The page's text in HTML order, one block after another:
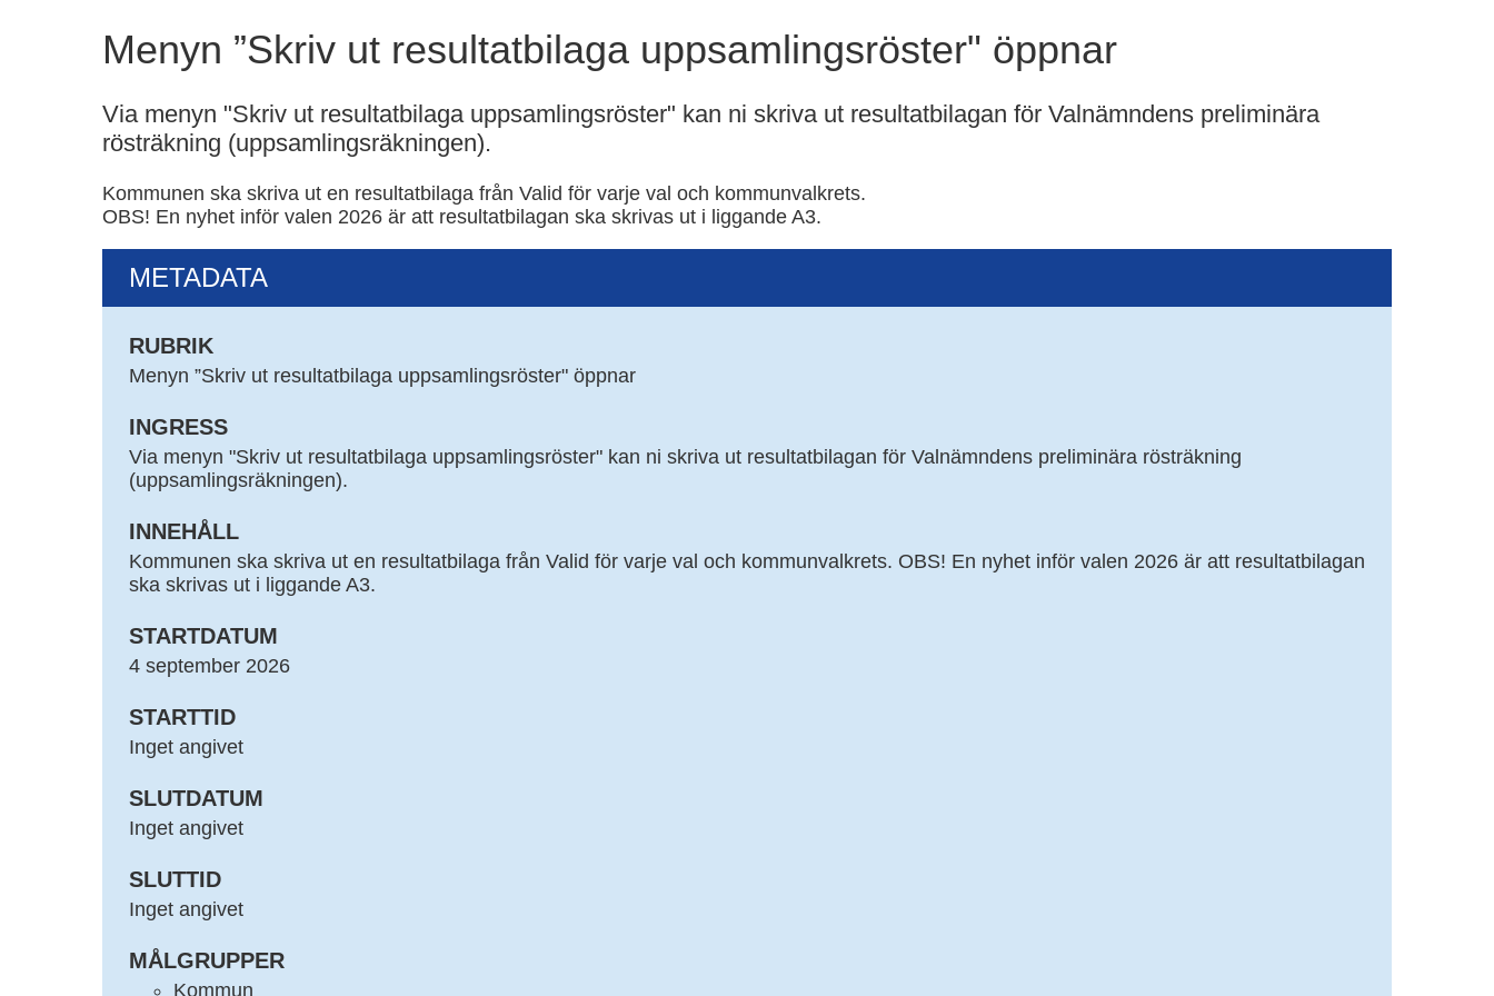
Menyn ”Skriv ut resultatbilaga uppsamlingsröster" öppnar
Via menyn "Skriv ut resultatbilaga uppsamlingsröster" kan ni skriva ut resultatbilagan för Valnämndens preliminära
rösträkning (uppsamlingsräkningen).
Kommunen ska skriva ut en resultatbilaga från Valid för varje val och kommunvalkrets.
OBS! En nyhet inför valen 2026 är att resultatbilagan ska skrivas ut i liggande A3.
METADATA
RUBRIK
Menyn ”Skriv ut resultatbilaga uppsamlingsröster" öppnar
INGRESS
Via menyn "Skriv ut resultatbilaga uppsamlingsröster" kan ni skriva ut resultatbilagan för Valnämndens preliminära rösträkning
(uppsamlingsräkningen).
INNEHÅLL
Kommunen ska skriva ut en resultatbilaga från Valid för varje val och kommunvalkrets. OBS! En nyhet inför valen 2026 är att resultatbilagan
ska skrivas ut i liggande A3.
STARTDATUM
4 september 2026
STARTTID
Inget angivet
SLUTDATUM
Inget angivet
SLUTTID
Inget angivet
MÅLGRUPPER
Kommun